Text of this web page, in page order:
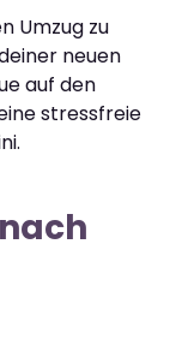
Umzug zu
neuen
auf den
stressfreie